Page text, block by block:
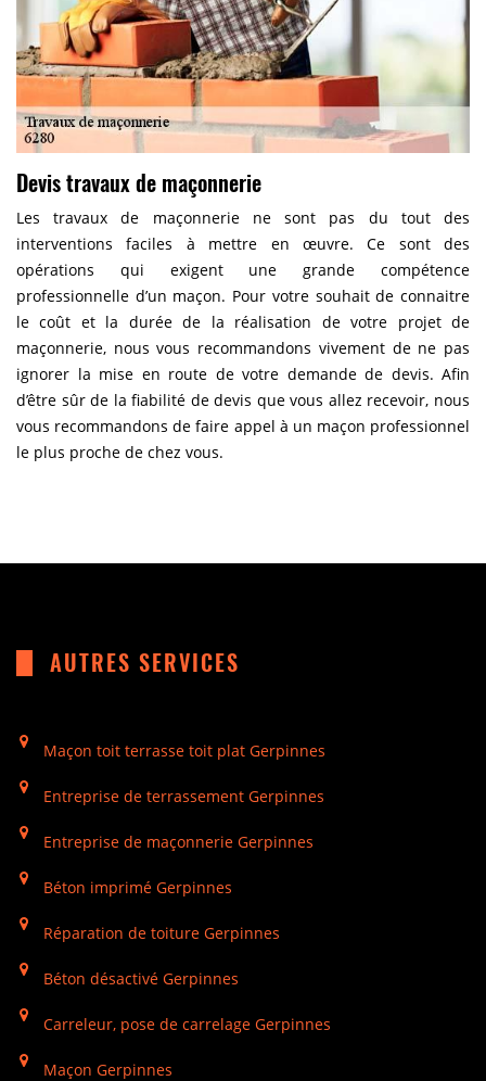
Devis travaux de maçonnerie
Les travaux de maçonnerie ne sont pas du tout des
interventions faciles à mettre en œuvre. Ce sont des
opérations qui exigent une grande compétence
professionnelle d’un maçon. Pour votre souhait de connaitre
le coût et la durée de la réalisation de votre projet de
maçonnerie, nous vous recommandons vivement de ne pas
ignorer la mise en route de votre demande de devis. Afin
d’être sûr de la fiabilité de devis que vous allez recevoir, nous
vous recommandons de faire appel à un maçon professionnel
le plus proche de chez vous.
AUTRES SERVICES
Maçon toit terrasse toit plat Gerpinnes
Entreprise de terrassement Gerpinnes
Entreprise de maçonnerie Gerpinnes
Béton imprimé Gerpinnes
Réparation de toiture Gerpinnes
Béton désactivé Gerpinnes
Carreleur, pose de carrelage Gerpinnes
Maçon Gerpinnes